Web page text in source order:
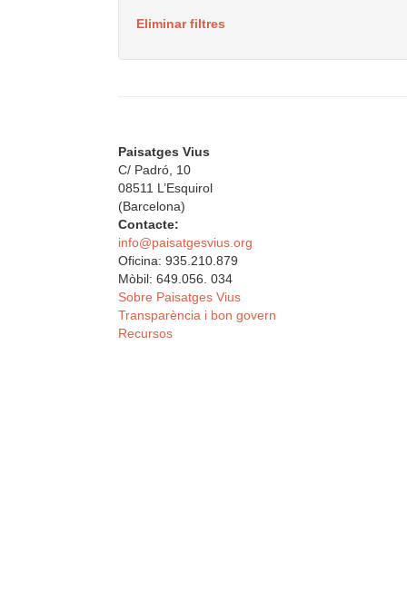
Eliminar filtres
Paisatges Vius
C/ Padró, 10
08511 L’Esquirol
(Barcelona)
Contacte:
info@paisatgesvius.org
Oficina: 935.210.879
Mòbil: 649.056. 034
Sobre Paisatges Vius
Transparència i bon govern
Recursos